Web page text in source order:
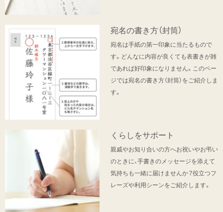
宛名の書き方（封筒）
宛名は手紙の第一印象に当たるもので
す。どんなに内容が良くても表書きが雑
であれば好印象になりません。このペー
ジでは宛名の書き方（封筒）をご紹介しま
す。
くらしをサポート
親戚やお知り合いの方へお祝いやお弔い
のときに、手書きのメッセージを添えて
気持ちも一緒に届けませんか？役立つフ
レーズや利用シーンをご紹介します。